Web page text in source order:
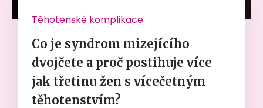
Těhotenské komplikace
Co je syndrom mizejícího
dvojčete a proč postihuje více
jak třetinu žen s vícečetným
těhotenstvím?